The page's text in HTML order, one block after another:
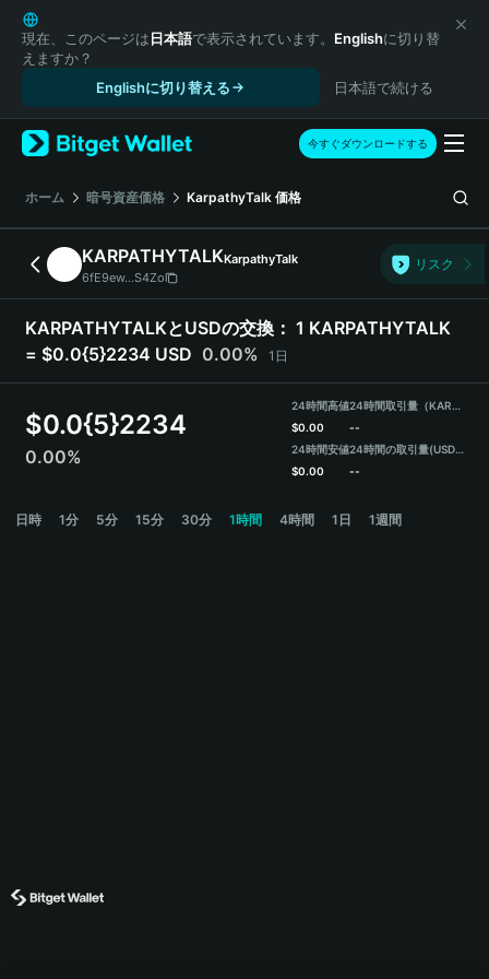
English
日本語
Tiếng Việt
Español (Latinoamérica)
Türkçe
Français
Deutsch
简体中文
繁體中文
Português (Portugal)
Bahasa Indonesia
ภาษาไทย
हिन्दी
Español
Português (Brasil)
現在、このページは日本語で表示されています。 Englishに切り替
えますか？
Englishに切り替える
日本語で続ける
今すぐダウンロードする
ホーム 暗号資産価格 KarpathyTalk 価格
KARPATHYTALKKarpathyTalk
6fE9ew...S4Zo
リスク
KARPATHYTALKとUSDの交換： 1 KARPATHYTALK
= $0.0{5}2234 USD 0.00% 1日
$0.0{5}2234
0.00%
24時間高値
$0.00
24時間安値
$0.00
24時間取引量（KARPATHYTALK）
--
24時間の取引量(USDT)
--
日時 1分 5分 15分 30分 1時間 4時間 1日 1週間